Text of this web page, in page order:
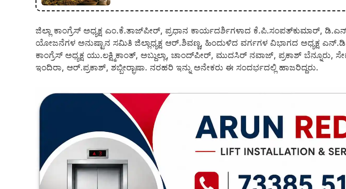
ಜಿಲ್ಲಾ ಕಾಂಗ್ರೆಸ್ ಅಧ್ಯಕ್ಷ ಎಂ.ಕೆ.ತಾಜ್‍ಪೀರ್, ಪ್ರಧಾನ ಕಾರ್ಯದರ್ಶಿಗಳಾದ ಕೆ.ಪಿ.ಸಂಪತ್‍ಕುಮಾರ್,
ಯೋಜನೆಗಳ ಅನುಷ್ಟಾನ ಸಮಿತಿ ಜಿಲ್ಲಾಧ್ಯಕ್ಷ ಆರ್.ಶಿವಣ್ಣ, ಹಿಂದುಳಿದ ವರ್ಗಗಳ ವಿಭಾಗದ ಅಧ್ಯಕ್ಷ
ಕಾಂಗ್ರೆಸ್ ಅಧ್ಯಕ್ಷ ಯು.ಲಕ್ಷ್ಮಿಕಾಂತ್, ಅಬ್ದುಲ್ಲಾ, ಚಾಂದ್‍ಪೀರ್, ಮುದಸಿರ್ ನವಾಜ್, ಪ್ರಕಾಶ್ ಬೆನ್ನೂರು,
ಇಂದಿರಾ, ಆರ್.ಪ್ರಕಾಶ್, ಶಬ್ಬೀರ್‍ಭಾಷಾ. ನರಹರಿ ಇನ್ನು ಅನೇಕರು ಈ ಸಂದರ್ಭದಲ್ಲಿ ಹಾಜರಿದ್ದರು.